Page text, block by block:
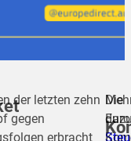
der letzten zehn
gegen
erbracht
Die